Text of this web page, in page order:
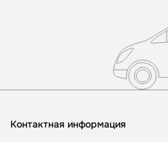
Контактная информация